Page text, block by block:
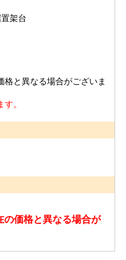
架台
と異なる場合がございま
。
価格と異なる場合が